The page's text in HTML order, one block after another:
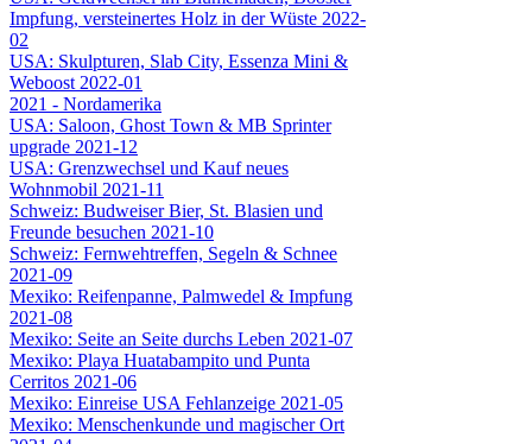
Impfung, versteinertes Holz in der Wüste 2022-
02
USA: Skulpturen, Slab City, Essenza Mini &
Weboost 2022-01
2021 - Nordamerika
USA: Saloon, Ghost Town & MB Sprinter
upgrade 2021-12
USA: Grenzwechsel und Kauf neues
Wohnmobil 2021-11
Schweiz: Budweiser Bier, St. Blasien und
Freunde besuchen 2021-10
Schweiz: Fernwehtreffen, Segeln & Schnee
2021-09
Mexiko: Reifenpanne, Palmwedel & Impfung
2021-08
Mexiko: Seite an Seite durchs Leben 2021-07
Mexiko: Playa Huatabampito und Punta
Cerritos 2021-06
Mexiko: Einreise USA Fehlanzeige 2021-05
Mexiko: Menschenkunde und magischer Ort